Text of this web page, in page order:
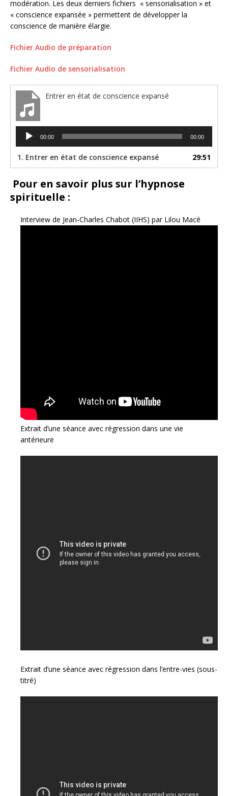
modération. Les deux derniers fichiers « sensorialisation » et
« conscience expansée » permettent de développer la
conscience de manière élargie.
Fichier Audio de préparation
Fichier Audio de sensorialisation
Entrer en état de conscience expansé
Lecteur
audio
00:00 00:00
1. Entrer en état de conscience expansé 29:51
Pour en savoir plus sur l’hypnose
spirituelle :
Interview de Jean-Charles Chabot (IIHS) par Lilou Macé
Extrait d’une séance avec régression dans une vie
antérieure
Extrait d’une séance avec régression dans l’entre-vies (sous-
titré)